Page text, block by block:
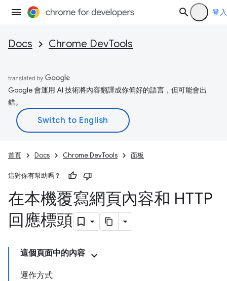
登入
Docs Chrome DevTools
Google 會運用 AI 技術將內容翻譯成你偏好的語言，但可能會出
錯。
首頁 Docs Chrome DevTools 面板
這對你有幫助嗎？
在本機覆寫網頁內容和 HTTP
回應標頭
這個頁面中的內容
運作方式